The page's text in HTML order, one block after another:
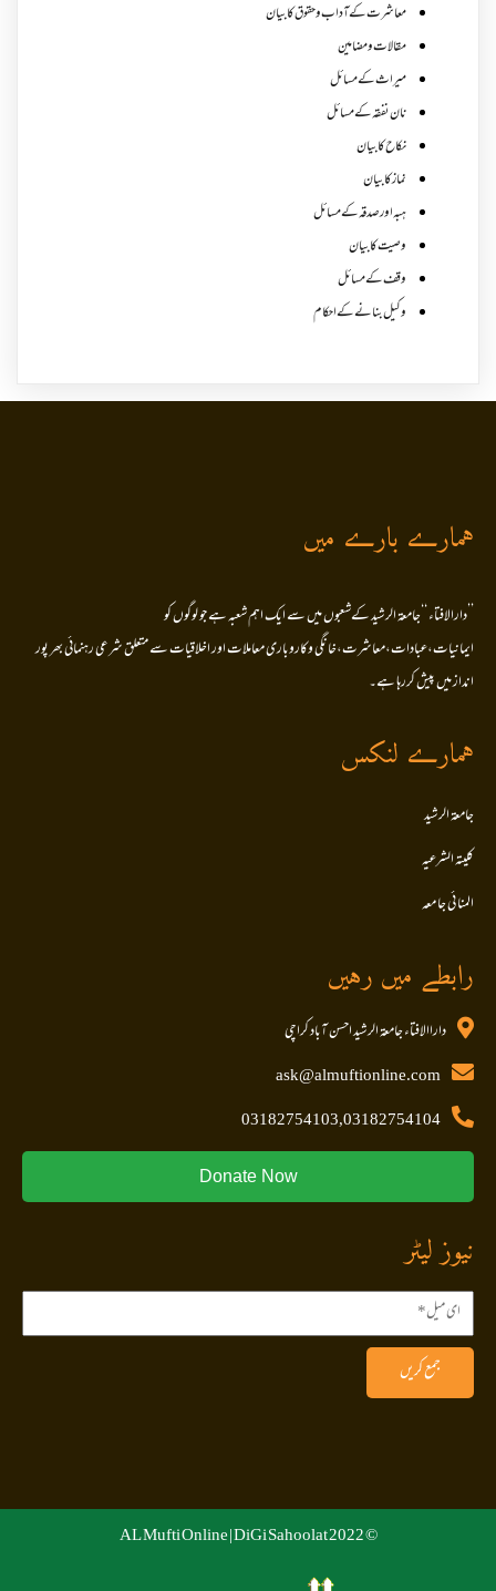
معاشرت کے آداب و حقوق کا بیان
مقالات ومضامین
میراث کے مسائل
نان نفقہ کے مسائل
نکاح کا بیان
نماز کا بیان
ہبہ اور صدقہ کے مسائل
وصیت کا بیان
وقف کے مسائل
وکیل بنانے کے احکام
ہمارے بارے میں
’’دارالافتاء ‘‘جامعۃ الرشید کےشعبوں میں سے ایک اہم شعبہ ہے جو لوگوں کو
ایمانیات،عبادات،معاشرت،خانگی وکاروباری معاملات اور اخلاقیات سے متعلق شرعی رہنمائی بھر پور
انداز میں پیش کررہا ہے۔
ہمارے لنکس
جامعۃ الرشید
کلیتہ الشرعیہ
المنا ئی جا معہ
رابطے میں رہیں
داراالافتاء جامعۃ الرشید احسن آباد کراچی
ask@almuftionline.com
03182754103,03182754104
Donate Now
نیوز لیٹر
جمع کریں
© 2022 AL Mufti Online |
DiGi Sahoolat